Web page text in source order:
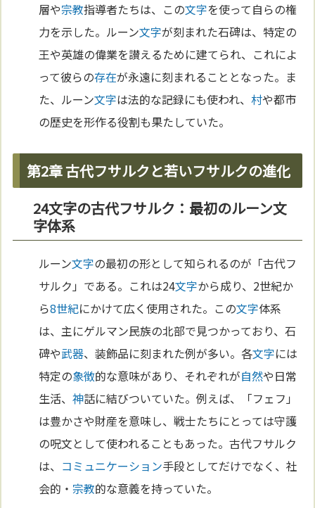
層や宗教指導者たちは、この文字を使って自らの権
力を示した。ルーン文字が刻まれた石碑は、特定の
王や英雄の偉業を讃えるために建てられ、これによ
って彼らの存在が永遠に刻まれることとなった。ま
た、ルーン文字は法的な記録にも使われ、村や都市
の歴史を形作る役割も果たしていた。
第2章 古代フサルクと若いフサルクの進化
24文字の古代フサルク：最初のルーン文
字体系
ルーン文字の最初の形として知られるのが「古代フ
サルク」である。これは24文字から成り、2世紀か
ら8世紀にかけて広く使用された。この文字体系
は、主にゲルマン民族の北部で見つかっており、石
碑や武器、装飾品に刻まれた例が多い。各文字には
特定の象徴的な意味があり、それぞれが自然や日常
生活、神話に結びついていた。例えば、「フェフ」
は豊かさや財産を意味し、戦士たちにとっては守護
の呪文として使われることもあった。古代フサルク
は、 コミュニケーション手段としてだけでなく、社
会的・ 宗教的な意義を持っていた。